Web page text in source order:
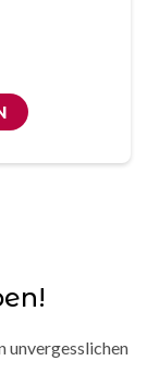
unvergesslichen